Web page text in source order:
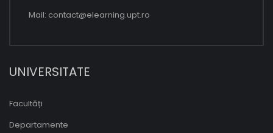
Mail: contact@elearning.upt.ro
UNIVERSITATE
Facultăți
Departamente